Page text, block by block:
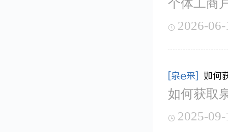
个体工商
 2026-
[泉e采] 如何
如何获取
 2025-